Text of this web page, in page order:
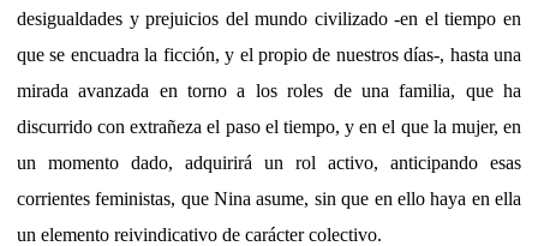
desigualdades y prejuicios del mundo civilizado -en el tiempo en
que se encuadra la ficción, y el propio de nuestros días-, hasta una
mirada avanzada en torno a los roles de una familia, que ha
discurrido con extrañeza el paso el tiempo, y en el que la mujer, en
un momento dado, adquirirá un rol activo, anticipando esas
corrientes feministas, que Nina asume, sin que en ello haya en ella
un elemento reivindicativo de carácter colectivo.